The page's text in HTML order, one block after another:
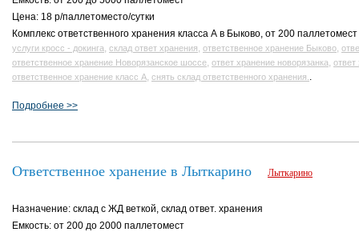
Цена: 18 р/паллетоместо/сутки
Комплекс ответственного хранения класса А в Быково, от 200 паллетомест
услуги кросс - докинга, склад ответ хранения, ответственное хранение Быково,
ответственное хранение Новорязанское шоссе, ответ хранение новорязанка,
ответственное хранение класс А, снять склад ответственного хранения. .
Подробнее >>
Ответственное хранение в Лыткарино Лыткарино
Назначение: склад с ЖД веткой, склад ответ. хранения
Емкость: от 200 до 2000 паллетомест